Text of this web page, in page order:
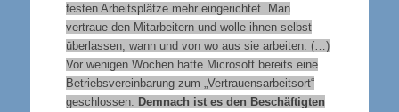
festen Arbeitsplätze mehr eingerichtet. Man
vertraue den Mitarbeitern und wolle ihnen selbst
überlassen, wann und von wo aus sie arbeiten. (…)
Vor wenigen Wochen hatte Microsoft bereits eine
Betriebsvereinbarung zum „Vertrauensarbeitsort“
geschlossen. Demnach ist es den Beschäftigten